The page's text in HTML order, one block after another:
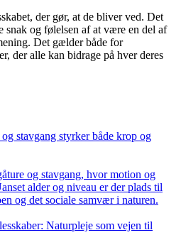
der gør, at de bliver ved. Det
snak og følelsen af at være en del af
Det gælder både for
der alle kan bidrage på hver deres
stavgang styrker både krop og
og stavgang, hvor motion og
alder og niveau er der plads til
og det sociale samvær i naturen.
Naturpleje som vejen til